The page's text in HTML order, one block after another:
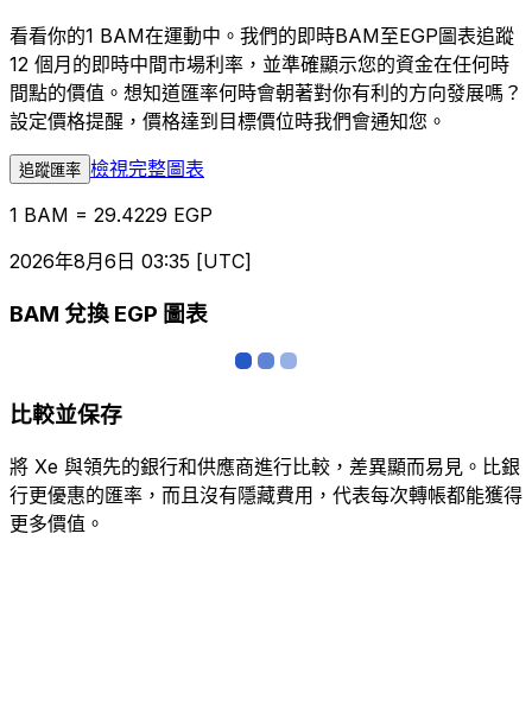
看看你的1 BAM在運動中。我們的即時BAM至EGP圖表追蹤
12 個月的即時中間市場利率，並準確顯示您的資金在任何時
間點的價值。想知道匯率何時會朝著對你有利的方向發展嗎？
設定價格提醒，價格達到目標價位時我們會通知您。
追蹤匯率 檢視完整圖表
1 BAM = 29.4229 EGP
2026年8月6日 03:35 [UTC]
BAM 兌換 EGP 圖表
比較並保存
將 Xe 與領先的銀行和供應商進行比較，差異顯而易見。比銀
行更優惠的匯率，而且沒有隱藏費用，代表每次轉帳都能獲得
更多價值。